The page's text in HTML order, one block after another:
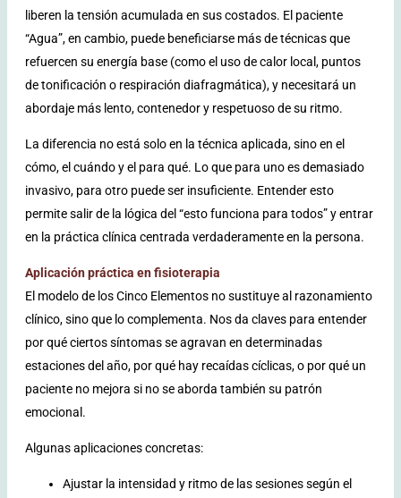
liberen la tensión acumulada en sus costados. El paciente
“Agua”, en cambio, puede beneficiarse más de técnicas que
refuercen su energía base (como el uso de calor local, puntos
de tonificación o respiración diafragmática), y necesitará un
abordaje más lento, contenedor y respetuoso de su ritmo.
La diferencia no está solo en la técnica aplicada, sino en el
cómo, el cuándo y el para qué. Lo que para uno es demasiado
invasivo, para otro puede ser insuficiente. Entender esto
permite salir de la lógica del “esto funciona para todos” y entrar
en la práctica clínica centrada verdaderamente en la persona.
Aplicación práctica en fisioterapia
El modelo de los Cinco Elementos no sustituye al razonamiento
clínico, sino que lo complementa. Nos da claves para entender
por qué ciertos síntomas se agravan en determinadas
estaciones del año, por qué hay recaídas cíclicas, o por qué un
paciente no mejora si no se aborda también su patrón
emocional.
Algunas aplicaciones concretas:
Ajustar la intensidad y ritmo de las sesiones según el